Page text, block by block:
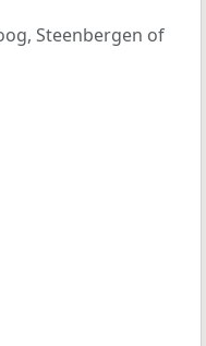
Steenbergen of